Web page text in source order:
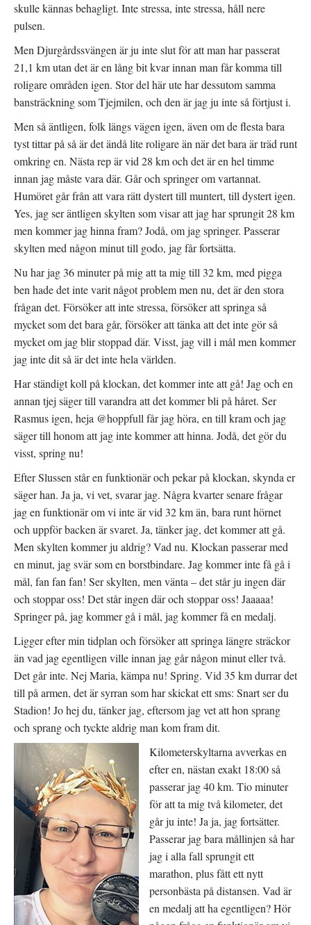
skulle kännas behagligt. Inte stressa, inte stressa, håll nere
pulsen.
Men Djurgårdssvängen är ju inte slut för att man har passerat
21,1 km utan det är en lång bit kvar innan man får komma till
roligare områden igen. Stor del här ute har dessutom samma
bansträckning som Tjejmilen, och den är jag ju inte så förtjust i.
Men så äntligen, folk längs vägen igen, även om de flesta bara
tyst tittar på så är det ändå lite roligare än när det bara är träd runt
omkring en. Nästa rep är vid 28 km och det är en hel timme
innan jag måste vara där. Går och springer om vartannat.
Humöret går från att vara rätt dystert till muntert, till dystert igen.
Yes, jag ser äntligen skylten som visar att jag har sprungit 28 km
men kommer jag hinna fram? Jodå, om jag springer. Passerar
skylten med någon minut till godo, jag får fortsätta.
Nu har jag 36 minuter på mig att ta mig till 32 km, med pigga
ben hade det inte varit något problem men nu, det är den stora
frågan det. Försöker att inte stressa, försöker att springa så
mycket som det bara går, försöker att tänka att det inte gör så
mycket om jag blir stoppad där. Visst, jag vill i mål men kommer
jag inte dit så är det inte hela världen.
Har ständigt koll på klockan, det kommer inte att gå! Jag och en
annan tjej säger till varandra att det kommer bli på håret. Ser
Rasmus igen, heja @hoppfull får jag höra, en till kram och jag
säger till honom att jag inte kommer att hinna. Jodå, det gör du
visst, spring nu!
Efter Slussen står en funktionär och pekar på klockan, skynda er
säger han. Ja ja, vi vet, svarar jag. Några kvarter senare frågar
jag en funktionär om vi inte är vid 32 km än, bara runt hörnet
och uppför backen är svaret. Ja, tänker jag, det kommer att gå.
Men skylten kommer ju aldrig? Vad nu. Klockan passerar med
en minut, jag svär som en borstbindare. Jag kommer inte få gå i
mål, fan fan fan! Ser skylten, men vänta – det står ju ingen där
och stoppar oss! Det står ingen där och stoppar oss! Jaaaaa!
Springer på, jag kommer gå i mål, jag kommer få en medalj.
Ligger efter min tidplan och försöker att springa längre sträckor
än vad jag egentligen ville innan jag går någon minut eller två.
Det går inte. Nej Maria, kämpa nu! Spring. Vid 35 km durrar det
till på armen, det är syrran som har skickat ett sms: Snart ser du
Stadion! Jo hej du, tänker jag, eftersom jag vet att hon sprang
och sprang och tyckte aldrig man kom fram dit.
Kilometerskyltarna avverkas en
efter en, nästan exakt 18:00 så
passerar jag 40 km. Tio minuter
för att ta mig två kilometer, det
går ju inte! Ja ja, jag fortsätter.
Passerar jag bara mållinjen så har
jag i alla fall sprungit ett
marathon, plus fått ett nytt
personbästa på distansen. Vad är
en medalj att ha egentligen? Hör